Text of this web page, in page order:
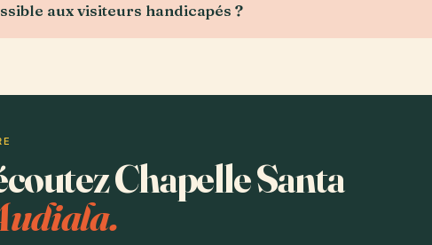
aux visiteurs handicapés ?
Chapelle Santa